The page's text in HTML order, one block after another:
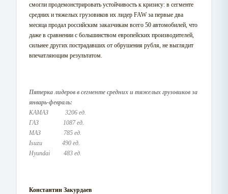
смогли продемонстрировать устойчивость к кризису: в сегменте
средних и тяжелых грузовиков их лидер FAW за первые два
месяца продал российским заказчикам всего 50 автомобилей, что
даже в сравнении с большинством европейских производителей,
сильнее других пострадавших от обрушения рубля, не выглядит
впечатляющим результатом.
Пятерка лидеров в сегменте средних и тяжелых грузовиков за
январь-февраль:
КАМАЗ 3206 ед.
ГАЗ 1087 ед.
МАЗ 785 ед.
Isuzu 490 ед.
Hyundai 483 ед.
Константин Закурдаев